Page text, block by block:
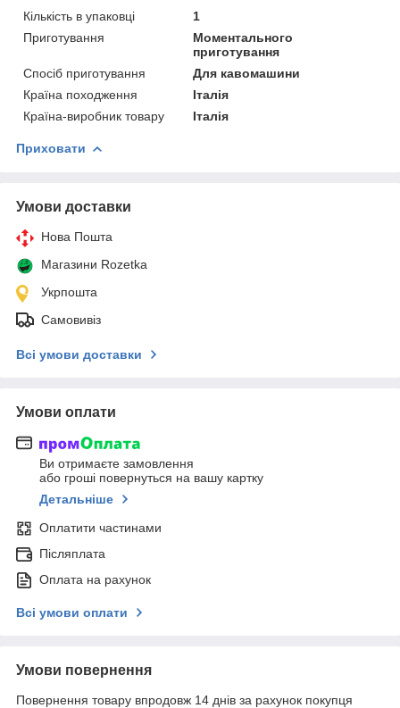
Кількість в упаковці
1
Приготування
Моментального
приготування
Спосіб приготування
Для кавомашини
Країна походження
Італія
Країна-виробник товару
Італія
Приховати
Умови доставки
Нова Пошта
Магазини Rozetka
Укрпошта
Самовивіз
Всі умови доставки
Умови оплати
Ви отримаєте замовлення
або гроші повернуться на вашу картку
Детальніше
Оплатити частинами
Післяплата
Оплата на рахунок
Всі умови оплати
Умови повернення
Повернення товару впродовж 14 днів за рахунок покупця